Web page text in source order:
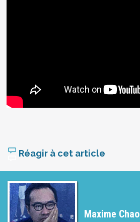
Réagir à cet article
Maxime Chao